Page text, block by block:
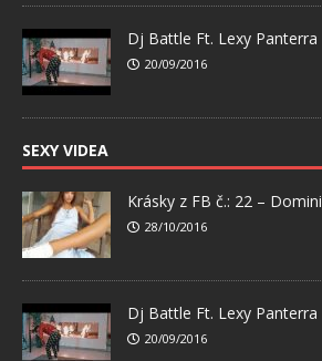
Dj Battle Ft. Lexy
20/09/2016
SEXY VIDEA
Krásky z FB č.: 22 –
28/10/2016
Dj Battle Ft. Lexy
20/09/2016